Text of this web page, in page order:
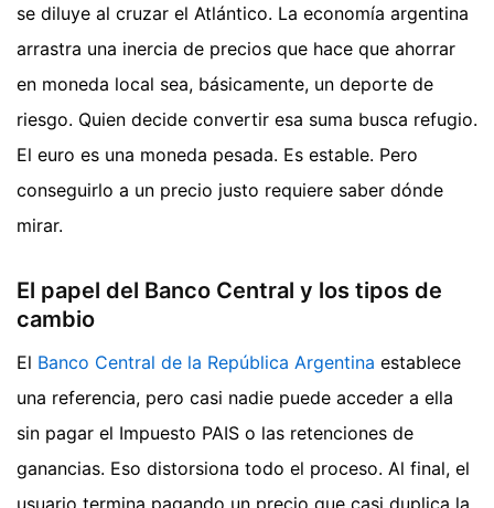
se diluye al cruzar el Atlántico. La economía argentina
arrastra una inercia de precios que hace que ahorrar
en moneda local sea, básicamente, un deporte de
riesgo. Quien decide convertir esa suma busca refugio.
El euro es una moneda pesada. Es estable. Pero
conseguirlo a un precio justo requiere saber dónde
mirar.
El papel del Banco Central y los tipos de
cambio
El Banco Central de la República Argentina establece
una referencia, pero casi nadie puede acceder a ella
sin pagar el Impuesto PAIS o las retenciones de
ganancias. Eso distorsiona todo el proceso. Al final, el
usuario termina pagando un precio que casi duplica la